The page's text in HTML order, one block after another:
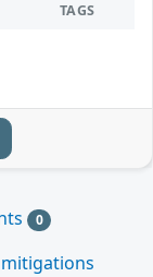
TAGS
0
mitigations